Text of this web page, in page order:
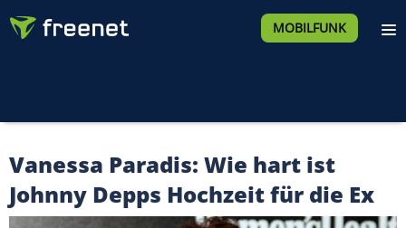
MOBILFUNK
Vanessa Paradis: Wie hart ist
Johnny Depps Hochzeit für die Ex